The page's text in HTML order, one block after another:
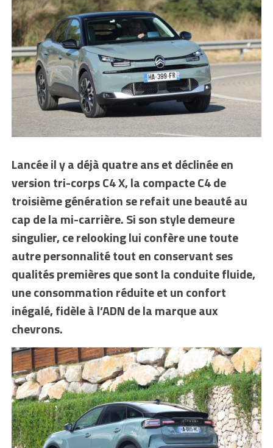
Lancée il y a déjà quatre ans et déclinée en
version tri-corps C4 X, la compacte C4 de
troisième génération se refait une beauté au
cap de la mi-carrière. Si son style demeure
singulier, ce relooking lui confère une toute
autre personnalité tout en conservant ses
qualités premières que sont la conduite fluide,
une consommation réduite et un confort
inégalé, fidèle à l’ADN de la marque aux
chevrons.